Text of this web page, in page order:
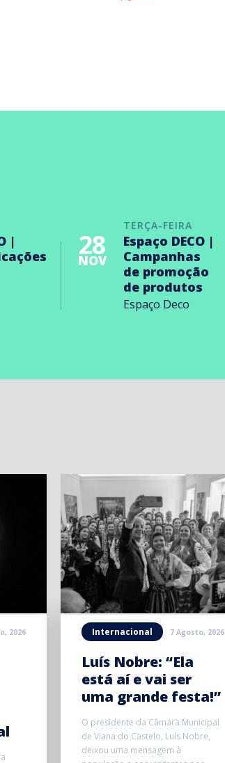
|
TERÇA-FEIRA
28
NOV
Espaço DECO |
Campanhas
de promoção
de produtos
Espaço Deco
2026 Internacional 7 Agosto, 2026
Luís Nobre: “Ela
está aí e vai ser
uma grande festa!”
O presidente da Câmara Municipal
de Viana do Castelo, Luís Nobre,
deixou uma mensagem à